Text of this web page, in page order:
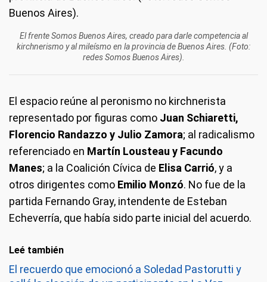
El frente Somos Buenos Aires, creado para darle competencia al
kirchnerismo y al mileísmo en la provincia de Buenos Aires. (Foto:
redes Somos Buenos Aires).
El espacio reúne al peronismo no kirchnerista
representado por figuras como Juan Schiaretti,
Florencio Randazzo y Julio Zamora; al radicalismo
referenciado en Martín Lousteau y Facundo
Manes; a la Coalición Cívica de Elisa Carrió, y a
otros dirigentes como Emilio Monzó. No fue de la
partida Fernando Gray, intendente de Esteban
Echeverría, que había sido parte inicial del acuerdo.
Leé también
El recuerdo que emocionó a Soledad Pastorutti y